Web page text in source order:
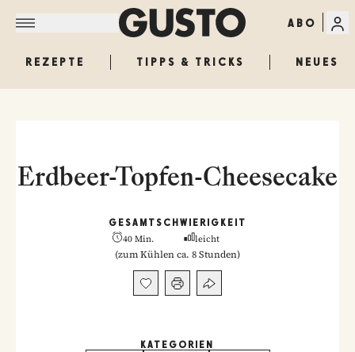
ABO
REZEPTE TIPPS & TRICKS NEUES
Erdbeer-Topfen-Cheesecake
GESAMT
40 Min.
SCHWIERIGKEIT
leicht
(zum Kühlen ca. 8 Stunden)
KATEGORIEN